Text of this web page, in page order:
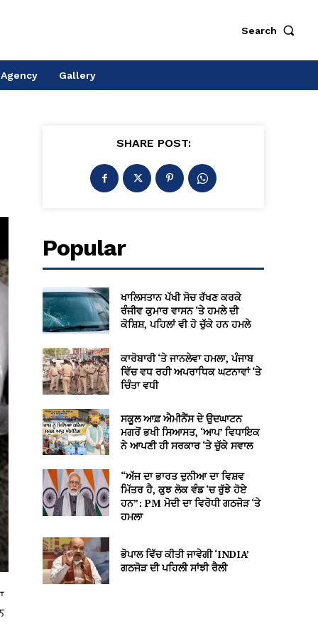
Search
Gallery
SHARE POST:
Popular
ਖਾਲਿਸਤਾਨ ਪੱਖੀ ਸੋਚ ਰੱਖਣ ਕਰਕੇ
ਰੰਜੀਵ ਕੁਮਾਰ ਵਾਸਨ ‘ਤੇ ਹਮਲੇ ਦੀ
ਕੋਸ਼ਿਸ਼, ਪਹਿਲਾਂ ਵੀ ਹੋ ਚੁੱਕੇ ਹਨ ਹਮਲੇ
ਕਾਰੋਬਾਰੀ ‘ਤੇ ਜਾਨਲੇਵਾ ਹਮਲਾ, ਪੰਜਾਬ
ਵਿੱਚ ਵਧ ਰਹੀ ਅਪਰਾਧਿਕ ਘਟਨਾਵਾਂ ‘ਤੇ
ਚਿੰਤਾ ਵਧੀ
ਸਕੂਲ ਆਫ਼ ਐਮੀਨੈਂਸ ਦੇ ਉਦਘਾਟਨ
ਮਗਰੋਂ ਭਖੀ ਸਿਆਸਤ, ‘ਆਪ’ ਵਿਧਾਇਕ
ਨੇ ਆਪਣੀ ਹੀ ਸਰਕਾਰ ‘ਤੇ ਚੁੱਕੇ ਸਵਾਲ
“ਅੱਜ ਦਾ ਭਾਰਤ ਦੁਨੀਆ ਦਾ ਵਿਸ਼ਵ
ਮਿੱਤਰ ਹੈ, ਕੁਝ ਲੋਕ ਵੰਡ ‘ਚ ਰੁੱਝੇ ਹੋਏ
ਹਨ”: PM ਮੋਦੀ ਦਾ ਵਿਰੋਧੀ ਗਠਜੋੜ ‘ਤੇ
ਹਮਲਾ
ਭੋਪਾਲ ਵਿੱਚ ਕੀਤੀ ਜਾਵੇਗੀ ‘INDIA’
ਗਠਜੋੜ ਦੀ ਪਹਿਲੀ ਸਾਂਝੀ ਰੈਲੀ